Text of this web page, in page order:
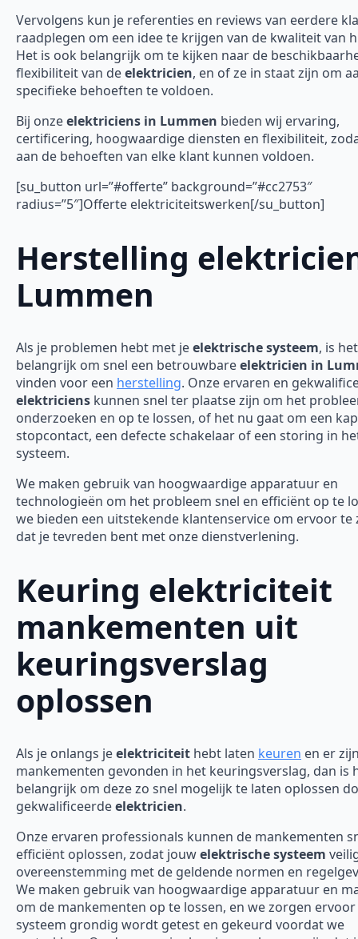
Vervolgens kun je referenties en reviews van eerdere
raadplegen om een idee te krijgen van de kwaliteit van
Het is ook belangrijk om te kijken naar de
flexibiliteit van deelektricien, en of ze in staat zijn om
specifieke behoeften te voldoen.
Bij onzeelektriciens in Lummen bieden wij ervaring,
certificering, hoogwaardige diensten en flexibiliteit,
aan de behoeften van elke klant kunnen voldoen.
[su_button url=”#offerte” background=”#cc2753″
radius=”5″]Offerte elektriciteitswerken[/su_button]
Herstelling
Lummen
Als je problemen hebt met jeelektrische systeem, is het
belangrijk om snel een betrouwbareelektricien in
vinden voor een herstelling. Onze ervaren en
elektriciens kunnen snel ter plaatse zijn om het
onderzoeken en op te lossen, of het nu gaat om een
stopcontact, een defecte schakelaar of een storing in
systeem.
We maken gebruik van hoogwaardige apparatuur en
technologieën om het probleem snel en efficiënt op te
we bieden een uitstekende klantenservice om ervoor te
dat je tevreden bent met onze dienstverlening.
Keuring elektriciteit
mankementen uit
keuringsverslag
oplossen
Als je onlangs jeelektriciteit hebt laten keuren en er
mankementen gevonden in het keuringsverslag, dan is
belangrijk om deze zo snel mogelijk te laten oplossen
gekwalificeerdeelektricien.
Onze ervaren professionals kunnen de mankementen
efficiënt oplossen, zodat jouwelektrische systeem
overeenstemming met de geldende normen en
We maken gebruik van hoogwaardige apparatuur en
om de mankementen op te lossen, en we zorgen
systeem grondig wordt getest en gekeurd voordat we